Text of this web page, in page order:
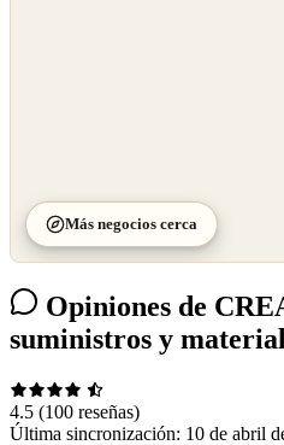
Más negocios cerca
Opiniones de
suministros y
4.5 (100 reseñas)
Última sincronización: 10 de abril